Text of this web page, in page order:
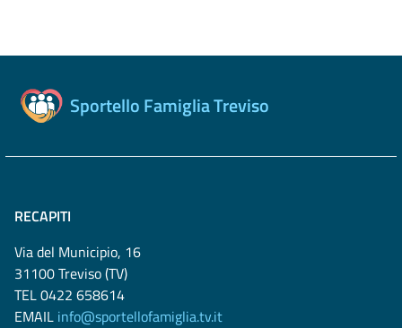
Sportello Famiglia Treviso
RECAPITI
Via del Municipio, 16
31100 Treviso (TV)
TEL 0422 658614
EMAIL info@sportellofamiglia.tv.it